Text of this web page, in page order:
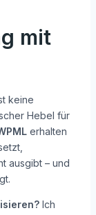
mit
keine
Hebel für
erhalten
ausgibt – und
Ich